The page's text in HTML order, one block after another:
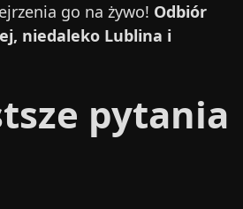
go na żywo! Odbiór
niedaleko Lublina i
pytania